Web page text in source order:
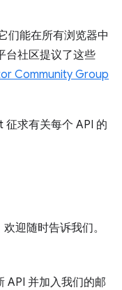
们能在所有浏览器中
台社区提议了这些
Community Group
征求有关每个 API 的
迎随时告诉我们。
API 并加入我们的邮